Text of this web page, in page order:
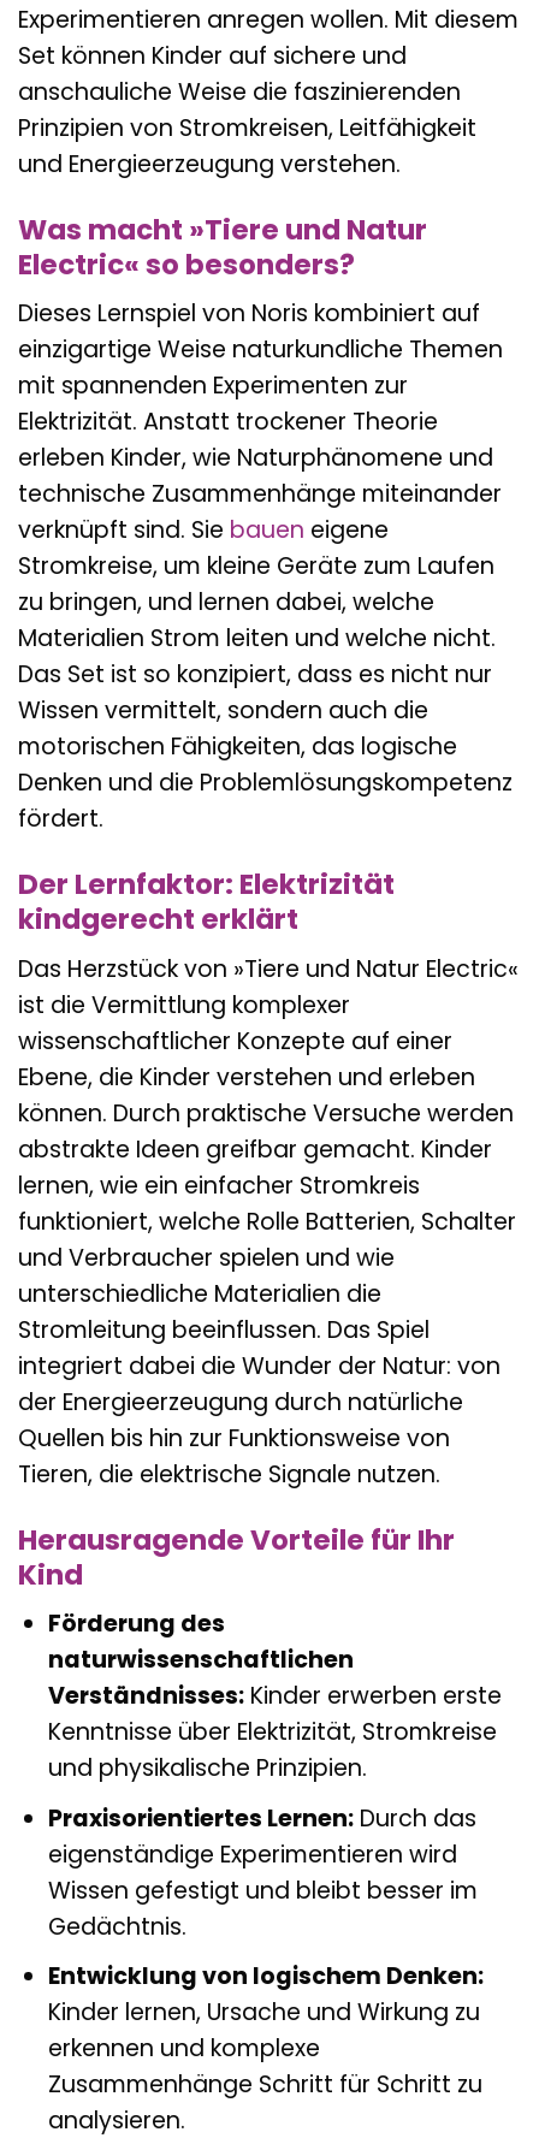
Experimentieren anregen wollen. Mit diesem
Set können Kinder auf sichere und
anschauliche Weise die faszinierenden
Prinzipien von Stromkreisen, Leitfähigkeit
und Energieerzeugung verstehen.
Was macht »Tiere und Natur
Electric« so besonders?
Dieses Lernspiel von Noris kombiniert auf
einzigartige Weise naturkundliche Themen
mit spannenden Experimenten zur
Elektrizität. Anstatt trockener Theorie
erleben Kinder, wie Naturphänomene und
technische Zusammenhänge miteinander
verknüpft sind. Sie bauen eigene
Stromkreise, um kleine Geräte zum Laufen
zu bringen, und lernen dabei, welche
Materialien Strom leiten und welche nicht.
Das Set ist so konzipiert, dass es nicht nur
Wissen vermittelt, sondern auch die
motorischen Fähigkeiten, das logische
Denken und die Problemlösungskompetenz
fördert.
Der Lernfaktor: Elektrizität
kindgerecht erklärt
Das Herzstück von »Tiere und Natur Electric«
ist die Vermittlung komplexer
wissenschaftlicher Konzepte auf einer
Ebene, die Kinder verstehen und erleben
können. Durch praktische Versuche werden
abstrakte Ideen greifbar gemacht. Kinder
lernen, wie ein einfacher Stromkreis
funktioniert, welche Rolle Batterien, Schalter
und Verbraucher spielen und wie
unterschiedliche Materialien die
Stromleitung beeinflussen. Das Spiel
integriert dabei die Wunder der Natur: von
der Energieerzeugung durch natürliche
Quellen bis hin zur Funktionsweise von
Tieren, die elektrische Signale nutzen.
Herausragende Vorteile für Ihr
Kind
Förderung des
naturwissenschaftlichen
Verständnisses:Kinder erwerben erste
Kenntnisse über Elektrizität, Stromkreise
und physikalische Prinzipien.
Praxisorientiertes Lernen:Durch das
eigenständige Experimentieren wird
Wissen gefestigt und bleibt besser im
Gedächtnis.
Entwicklung von logischem Denken:
Kinder lernen, Ursache und Wirkung zu
erkennen und komplexe
Zusammenhänge Schritt für Schritt zu
analysieren.